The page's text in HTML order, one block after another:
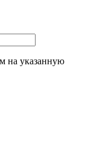
на указанную